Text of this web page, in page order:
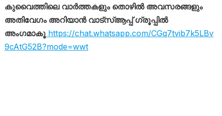
കുവൈത്തിലെ വാർത്തകളും തൊഴിൽ അവസരങ്ങളും
അതിവേഗം അറിയാൻ വാട്സ്ആപ്പ് ഗ്രൂപ്പിൽ
അംഗമാകൂhttps://chat.whatsapp.com/CGq7tvib7k5LBv
9cAtG52B?mode=wwt